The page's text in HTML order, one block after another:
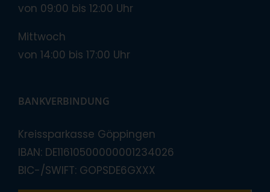
von 09:00 bis 12:00 Uhr
Mittwoch
von 14:00 bis 17:00 Uhr
BANKVERBINDUNG
Kreissparkasse Göppingen
IBAN: DE11610500000001234026
BIC-/SWIFT: GOPSDE6GXXX